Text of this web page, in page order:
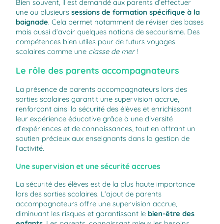
Bien souvent, il est demandé aux parents d’effectuer
une ou plusieurs sessions de formation spécifique à la
baignade. Cela permet notamment de réviser des bases
mais aussi d’avoir quelques notions de secourisme. Des
compétences bien utiles pour de futurs voyages
scolaires comme une classe de mer!
Le rôle des parents accompagnateurs
La présence de parents accompagnateurs lors des
sorties scolaires garantit une supervision accrue,
renforçant ainsi la sécurité des élèves et enrichissant
leur expérience éducative grâce à une diversité
d’expériences et de connaissances, tout en offrant un
soutien précieux aux enseignants dans la gestion de
l’activité.
Une supervision et une sécurité accrues
La sécurité des élèves est de la plus haute importance
lors des sorties scolaires. L’ajout de parents
accompagnateurs offre une supervision accrue,
diminuant les risques et garantissant le bien-être des